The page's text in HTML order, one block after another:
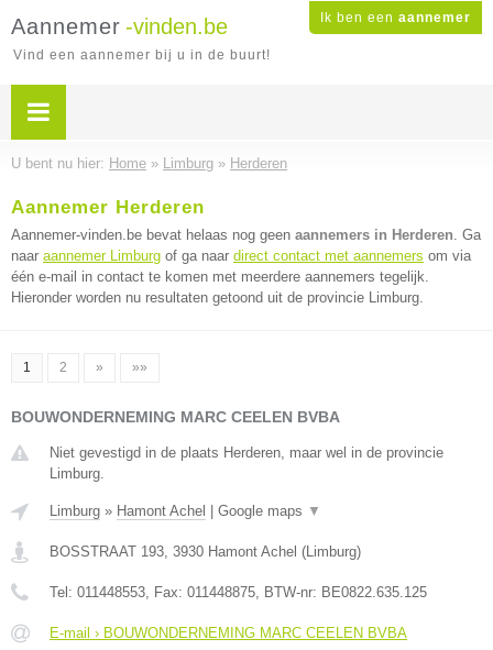
Ik ben een aannemer
Aannemer -vinden.be
Vind een aannemer bij u in de buurt!
U bent nu hier: Home » Limburg » Herderen
Aannemer Herderen
Aannemer-vinden.be bevat helaas nog geen aannemers in Herderen. Ga
naar aannemer Limburg of ga naar direct contact met aannemers om via
één e-mail in contact te komen met meerdere aannemers tegelijk.
Hieronder worden nu resultaten getoond uit de provincie Limburg.
1 2 » »»
BOUWONDERNEMING MARC CEELEN BVBA
Niet gevestigd in de plaats Herderen, maar wel in de provincie
Limburg.
Limburg » Hamont Achel Google maps ▼
BOSSTRAAT 193, 3930 Hamont Achel (Limburg)
Tel: 011448553, Fax: 011448875, BTW-nr: BE0822.635.125
E-mail › BOUWONDERNEMING MARC CEELEN BVBA